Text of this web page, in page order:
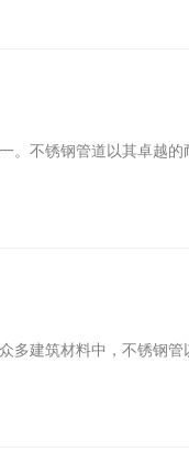
不锈钢管道以其卓越
多建筑材料中，不锈钢